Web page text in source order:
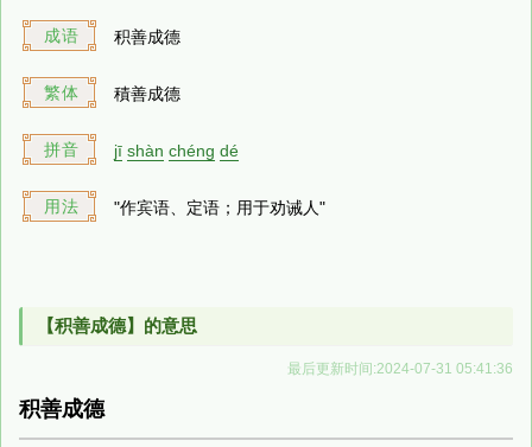
成语 积善成德
繁体 積善成德
拼音 jī shàn chéng dé
用法 "作宾语、定语；用于劝诫人"
【积善成德】的意思
最后更新时间:2024-07-31 05:41:36
积善成德